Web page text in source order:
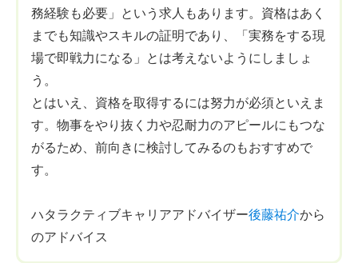
務経験も必要」という求人もあります。資格はあく
までも知識やスキルの証明であり、「実務をする現
場で即戦力になる」とは考えないようにしましょ
う。
とはいえ、資格を取得するには努力が必須といえま
す。物事をやり抜く力や忍耐力のアピールにもつな
がるため、前向きに検討してみるのもおすすめで
す。
ハタラクティブキャリアアドバイザー後藤祐介から
のアドバイス